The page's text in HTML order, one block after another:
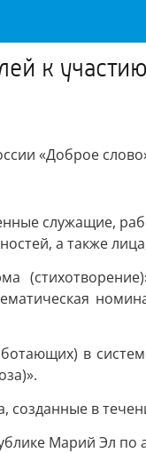
к
«Доброе
служащие,
а также
в
в
Марий Эл по